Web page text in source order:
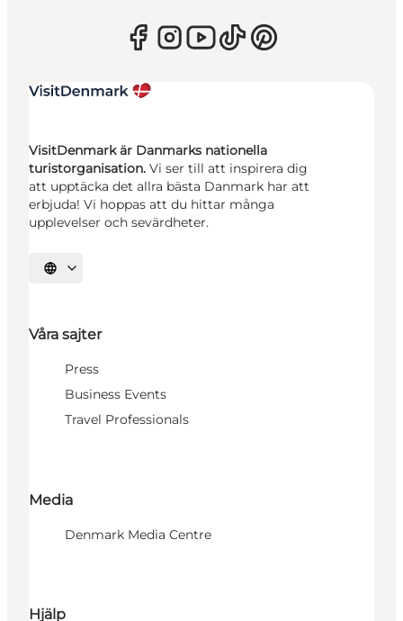
VisitDenmark är Danmarks nationella
turistorganisation. Vi ser till att inspirera dig
att upptäcka det allra bästa Danmark har att
erbjuda! Vi hoppas att du hittar många
upplevelser och sevärdheter.
Välj språk
Våra sajter
Press
Business Events
Travel Professionals
Media
Denmark Media Centre
Hjälp